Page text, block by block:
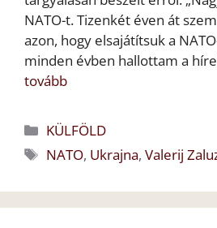
NATO-t. Tizenkét éven át
azon, hogy elsajátítsuk a
minden évben hallottam a
tovább
Kategória
KÜLFÖLD
Címkék
NATO, Ukrajna,Valerij